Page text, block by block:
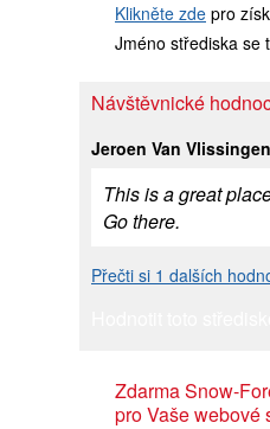
Klikněte zde pro
Jméno střediska se
Návštěvnické
Jeroen Van Vlissingen
This is a great
Go there.
Přečti si 1 dalších
Zdarma Snow-
pro Vaše webové